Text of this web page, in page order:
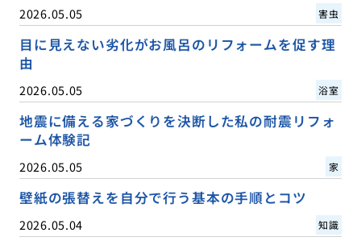
2026.05.05 害虫
目に見えない劣化がお風呂のリフォームを促す理
由
2026.05.05 浴室
地震に備える家づくりを決断した私の耐震リフォ
ーム体験記
2026.05.05 家
壁紙の張替えを自分で行う基本の手順とコツ
2026.05.04 知識